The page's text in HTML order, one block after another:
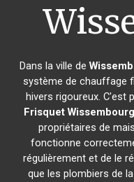
Dans la ville de
système de chauffage
hivers rigoureux. C'est
Frisquet Wissembourg
propriétaires de
fonctionne
régulièrement et de le
que les plombiers de la